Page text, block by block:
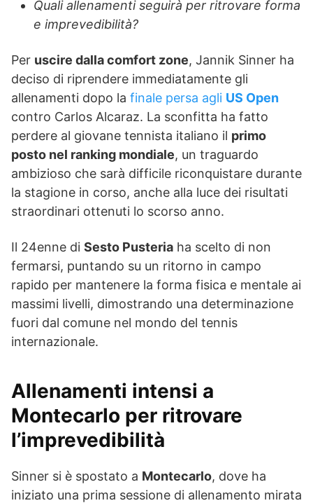
Quali allenamenti seguirà per ritrovare forma
e imprevedibilità?
Per uscire dalla comfort zone, Jannik Sinner ha
deciso di riprendere immediatamente gli
allenamenti dopo la finale persa agli US Open
contro Carlos Alcaraz. La sconfitta ha fatto
perdere al giovane tennista italiano il primo
posto nel ranking mondiale, un traguardo
ambizioso che sarà difficile riconquistare durante
la stagione in corso, anche alla luce dei risultati
straordinari ottenuti lo scorso anno.
Il 24enne di Sesto Pusteria ha scelto di non
fermarsi, puntando su un ritorno in campo
rapido per mantenere la forma fisica e mentale ai
massimi livelli, dimostrando una determinazione
fuori dal comune nel mondo del tennis
internazionale.
Allenamenti intensi a
Montecarlo per ritrovare
l’imprevedibilità
Sinner si è spostato a Montecarlo, dove ha
iniziato una prima sessione di allenamento mirata